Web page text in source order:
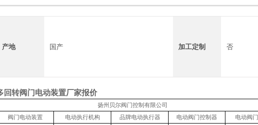
产地 国产 加工定制 否
回转阀门电动装置厂家报价
扬州贝尔阀门控制有限公司
阀门电动装置
电动执行机构 品牌电动执行器 电动阀门控制器
电动阀门